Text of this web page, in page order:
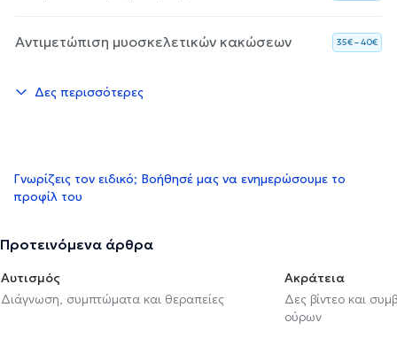
Αντιμετώπιση μυοσκελετικών κακώσεων 35€ – 40€
Δες περισσότερες
Γνωρίζεις τον ειδικό; Βοήθησέ μας να ενημερώσουμε το
προφίλ του
Προτεινόμενα άρθρα
Αυτισμός
Διάγνωση, συμπτώματα και θεραπείες
Ακράτεια
Δες βίντεο και
ούρων